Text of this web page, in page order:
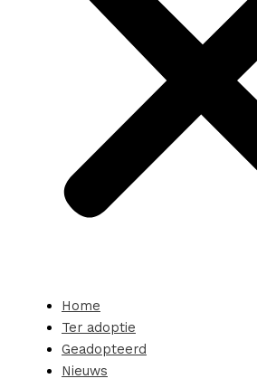
Home
Ter adoptie
Geadopteerd
Nieuws